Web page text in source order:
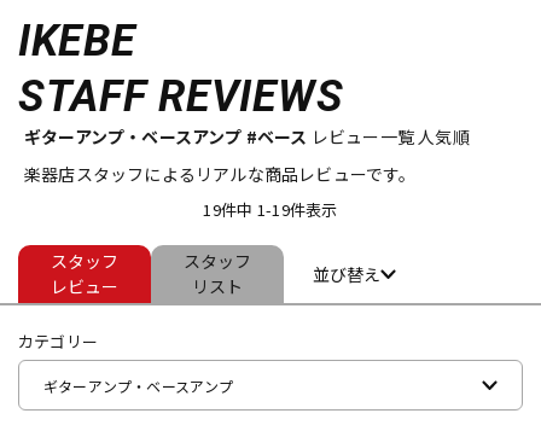
エレキギター
ベース ウクレレ
ドラム パーカッション
IKEBE
STAFF REVIEWS
ギターアンプ・ベースアンプ #ベース レビュー一覧 人気順
楽器店スタッフによるリアルな商品レビューです。
19件中 1-19件表示
スタッフ
レビュー
スタッフ
リスト
並び替え
カテゴリー
ギターアンプ・ベースアンプ